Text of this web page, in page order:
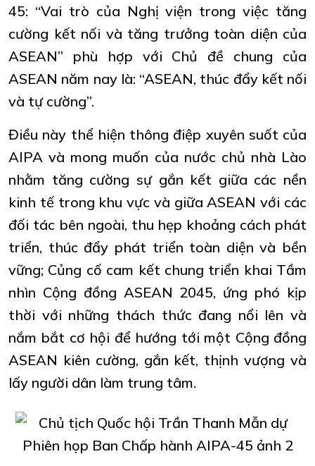
45: “Vai trò của Nghị viện trong việc tăng
cường kết nối và tăng trưởng toàn diện của
ASEAN” phù hợp với Chủ đề chung của
ASEAN năm nay là: “ASEAN, thúc đẩy kết nối
và tự cường”.
Điều này thể hiện thông điệp xuyên suốt của
AIPA và mong muốn của nước chủ nhà Lào
nhằm tăng cường sự gắn kết giữa các nền
kinh tế trong khu vực và giữa ASEAN với các
đối tác bên ngoài, thu hẹp khoảng cách phát
triển, thúc đẩy phát triển toàn diện và bền
vững; Củng cố cam kết chung triển khai Tầm
nhìn Cộng đồng ASEAN 2045, ứng phó kịp
thời với những thách thức đang nổi lên và
nắm bắt cơ hội để hướng tới một Cộng đồng
ASEAN kiên cường, gắn kết, thịnh vượng và
lấy người dân làm trung tâm.